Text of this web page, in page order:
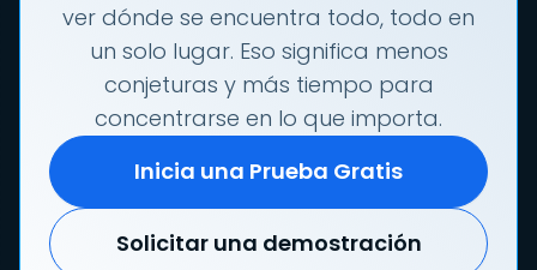
ver dónde se encuentra todo, todo en
un solo lugar. Eso significa menos
conjeturas y más tiempo para
concentrarse en lo que importa.
Inicia una Prueba Gratis
Solicitar una demostración